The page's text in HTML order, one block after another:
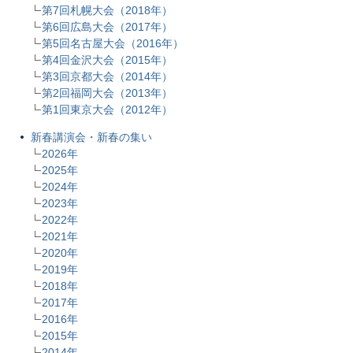
第7回札幌大会（2018年）
第6回広島大会（2017年）
第5回名古屋大会（2016年）
第4回金沢大会（2015年）
第3回京都大会（2014年）
第2回福岡大会（2013年）
第1回東京大会（2012年）
新春講演会・新春の集い
2026年
2025年
2024年
2023年
2022年
2021年
2020年
2019年
2018年
2017年
2016年
2015年